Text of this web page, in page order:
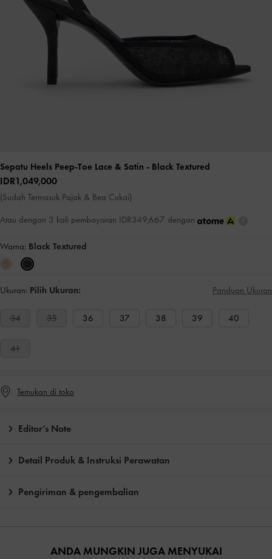
Sepatu Heels Peep-Toe Lace & Satin - Black Textured
IDR1,049,000
(Sudah Termasuk Pajak & Bea Cukai)
Atau dengan 3 kali pembayaran IDR349,667 dengan
Warna: Black Textured
Ukuran: Pilih Ukuran: Panduan Ukuran
34 35 36 37 38 39 40
41
Temukan di toko
Editor’s Note
Detail Produk & Instruksi Perawatan
Pengiriman & pengembalian
ANDA MUNGKIN JUGA MENYUKAI